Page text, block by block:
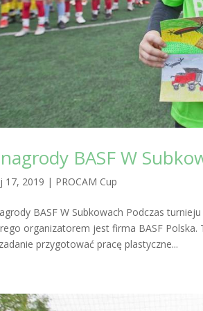
BASF W
17, 2019 | PROCAM Cup
BASF W Subkowach Podczas
organizatorem jest firma BASF
przygotować pracę plastyczne...